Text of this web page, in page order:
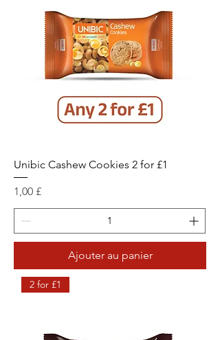
Unibic Cashew Cookies 2 for £1
Prix
1,00 £
Ajouter au panier
2 for £1